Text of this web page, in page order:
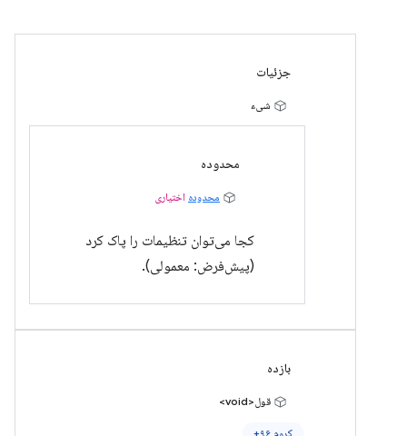
جزئیات
شیء
محدوده
محدوده اختیاری
کجا می‌توان تنظیمات را پاک کرد
(پیش‌فرض: معمولی).
بازده
قول<void>
کروم ۹۶+